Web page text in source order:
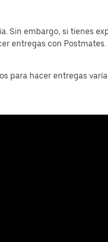
Sin embargo, si tienes
entregas con
para hacer entregas